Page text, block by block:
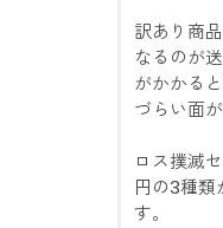
訳あり商
なるのが
がかかる
づらい面
ロス撲滅
円の3種類
す。